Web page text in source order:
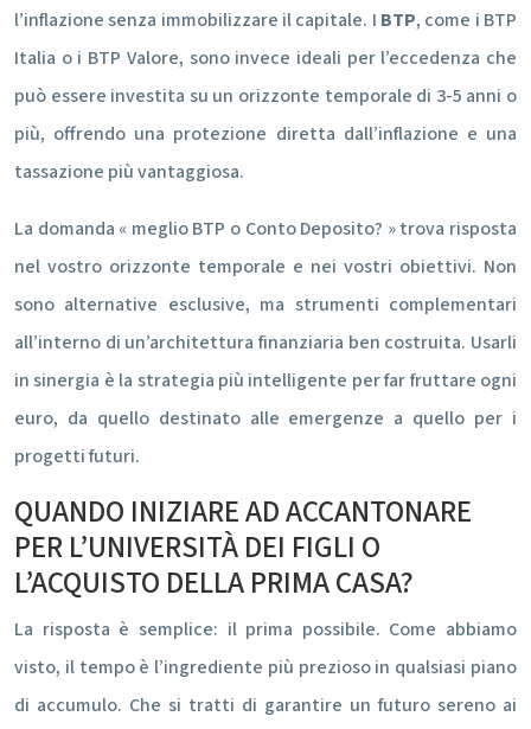
l’inflazione senza immobilizzare il capitale. I BTP, come i BTP
Italia o i BTP Valore, sono invece ideali per l’eccedenza che
può essere investita su un orizzonte temporale di 3-5 anni o
più, offrendo una protezione diretta dall’inflazione e una
tassazione più vantaggiosa.
La domanda « meglio BTP o Conto Deposito? » trova risposta
nel vostro orizzonte temporale e nei vostri obiettivi. Non
sono alternative esclusive, ma strumenti complementari
all’interno di un’architettura finanziaria ben costruita. Usarli
in sinergia è la strategia più intelligente per far fruttare ogni
euro, da quello destinato alle emergenze a quello per i
progetti futuri.
QUANDO INIZIARE AD ACCANTONARE
PER L’UNIVERSITÀ DEI FIGLI O
L’ACQUISTO DELLA PRIMA CASA?
La risposta è semplice: il prima possibile. Come abbiamo
visto, il tempo è l’ingrediente più prezioso in qualsiasi piano
di accumulo. Che si tratti di garantire un futuro sereno ai